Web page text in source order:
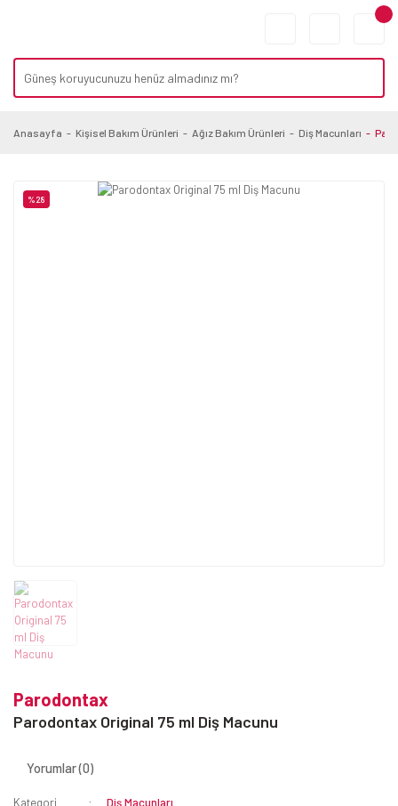
Anasayfa Kişisel Bakım Ürünleri Ağız Bakım Ürünleri Diş Macunları
%28
Parodontax
Parodontax Original 75 ml Diş Macunu
Yorumlar (0)
Kategori
Diş Macunları